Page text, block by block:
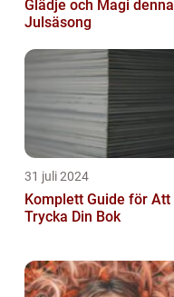
Glädje och Magi denna
Julsäsong
31 juli 2024
Komplett Guide för Att
Trycka Din Bok